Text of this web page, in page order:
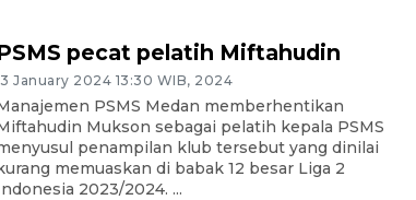
pecat pelatih Miftahudin
January 2024 13:30 WIB, 2024
PSMS Medan memberhentikan
Mukson sebagai pelatih kepala PSMS
penampilan klub tersebut yang dinilai
memuaskan di babak 12 besar Liga 2
2023/2024. ...